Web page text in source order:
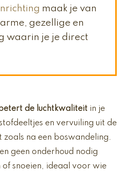
maak je van
gezellige en
waarin je je direct
de luchtkwaliteit in je
en vervuiling uit de
zoals na een boswandeling.
geen onderhoud nodig
snoeien, ideaal voor wie